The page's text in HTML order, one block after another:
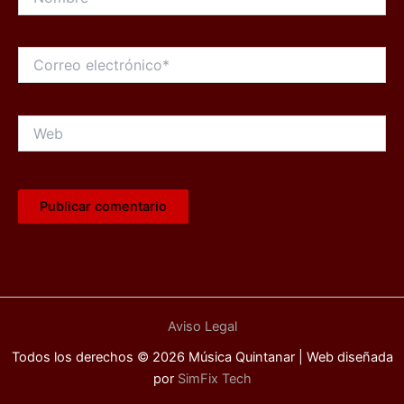
electrónico*
Aviso Legal
Todos los derechos © 2026 Música Quintanar | Web diseñada
porSimFix Tech